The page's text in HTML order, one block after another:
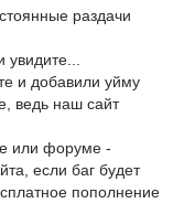
раздачи
и добавили уйму
ведь наш сайт
или форуме -
если баг будет
пополнение